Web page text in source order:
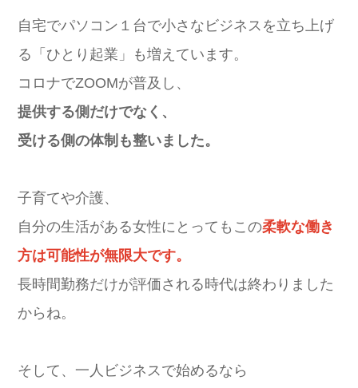
自宅でパソコン１台で小さなビジネスを立ち上げ
る「ひとり起業」も増えています。
コロナでZOOMが普及し、
提供する側だけでなく、
受ける側の体制も整いました。
子育てや介護、
自分の生活がある女性にとってもこの柔軟な働き
方は可能性が無限大です。
長時間勤務だけが評価される時代は終わりました
からね。
そして、一人ビジネスで始めるなら